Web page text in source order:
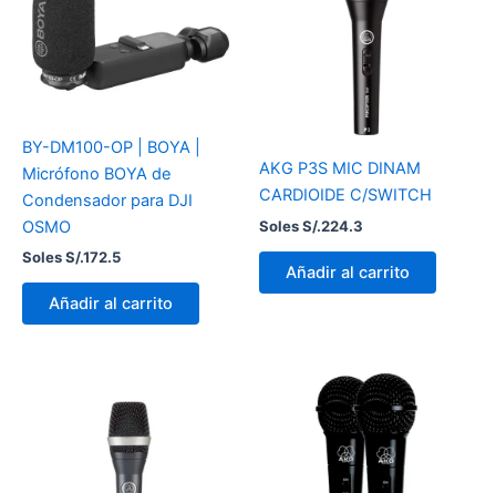
BY-DM100-OP | BOYA |
Micrófono BOYA de
Condensador para DJI
OSMO
Soles S/.172.5
Añadir al carrito
AKG P3S MIC DINAM
CARDIOIDE C/SWITCH
Soles S/.224.3
Añadir al carrito